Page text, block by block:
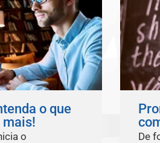
o que
mais!
o
De